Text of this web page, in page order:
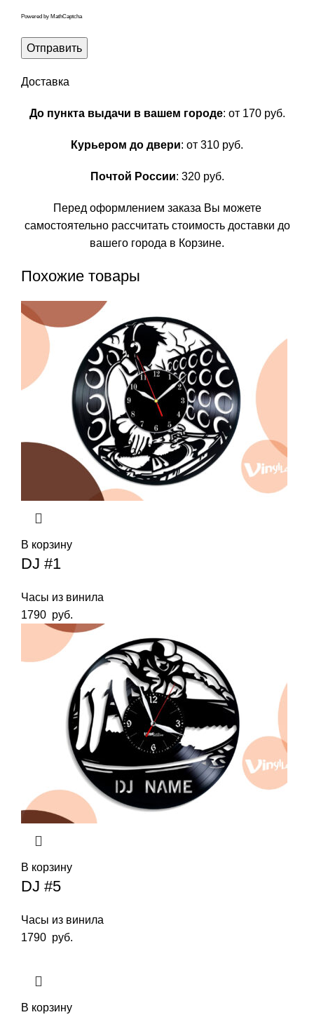
Powered by MathCaptcha
Доставка
До пункта выдачи в вашем городе: от 170 руб.
Курьером до двери: от 310 руб.
Почтой России: 320 руб.
Перед оформлением заказа Вы можете
самостоятельно рассчитать стоимость доставки до
вашего города в Корзине.
Похожие товары
В корзину
DJ #1
Часы из винила
1790 руб.
В корзину
DJ #5
Часы из винила
1790 руб.
В корзину